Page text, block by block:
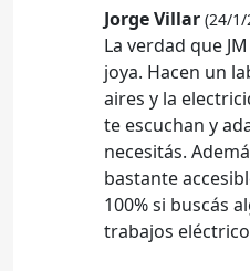
Jorge Villar (24/1/
La verdad que
joya. Hacen un
aires y la
te escuchan y
necesitás.
bastante
100% si buscás
trabajos